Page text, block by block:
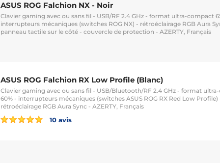
ASUS ROG Falchion NX - Noir
Clavier gaming avec ou sans fil - USB/RF 2.4 GHz - format ultra-compact
interrupteurs mécaniques (switches ROG NX) - rétroéclairage RGB Aura
panneau tactile sur le côté - couvercle de protection - AZERTY, Français
ASUS ROG Falchion RX Low Profile (Blanc)
Clavier gaming avec ou sans fil - USB/Bluetooth/RF 2.4 GHz - format
60% - interrupteurs mécaniques (switches ASUS ROG RX Red Low Profile)
rétroéclairage RGB Aura Sync - AZERTY, Français
10 avis